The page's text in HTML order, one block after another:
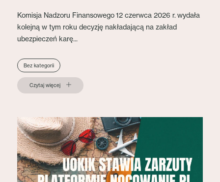
Komisja Nadzoru Finansowego 12 czerwca 2026 r. wydała
kolejną w tym roku decyzję nakładającą na zakład
ubezpieczeń karę...
Bez kategorii
Czytaj więcej